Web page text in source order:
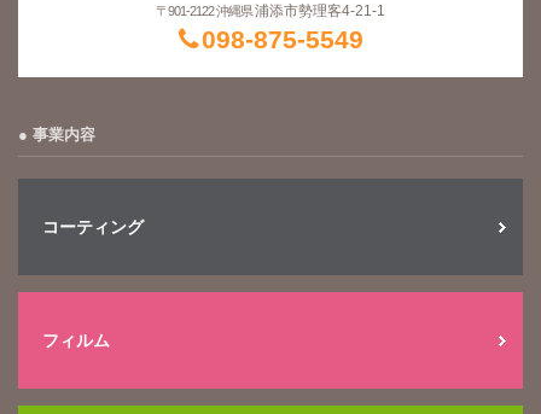
〒901-2122 沖縄県浦添市勢理客4-21-1
098-875-5549
事業内容
コーティング
フィルム